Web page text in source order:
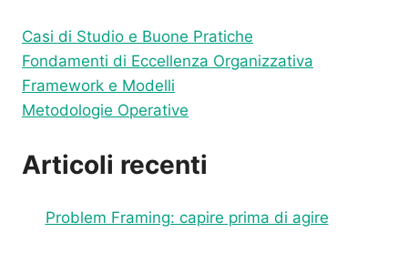
Casi di Studio e Buone Pratiche
Fondamenti di Eccellenza Organizzativa
Framework e Modelli
Metodologie Operative
Articoli recenti
Problem Framing: capire prima di agire